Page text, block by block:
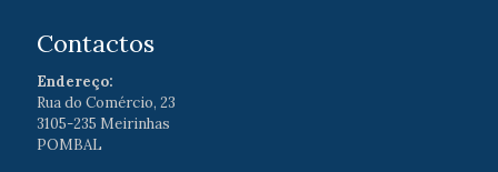
Contactos
Endereço:
Rua do Comércio, 23
3105-235 Meirinhas
POMBAL